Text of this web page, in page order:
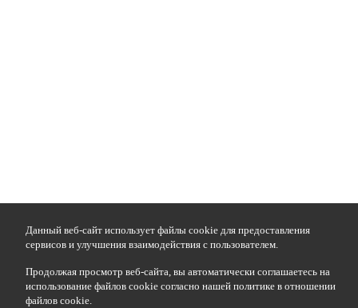
Данный веб-сайт использует файлы cookie для предоставления
сервисов и улучшения взаимодействия с пользователем.
Продолжая просмотр веб-сайта, вы автоматически соглашаетесь на
использование файлов cookie согласно нашей политике в отношении
файлов cookie.